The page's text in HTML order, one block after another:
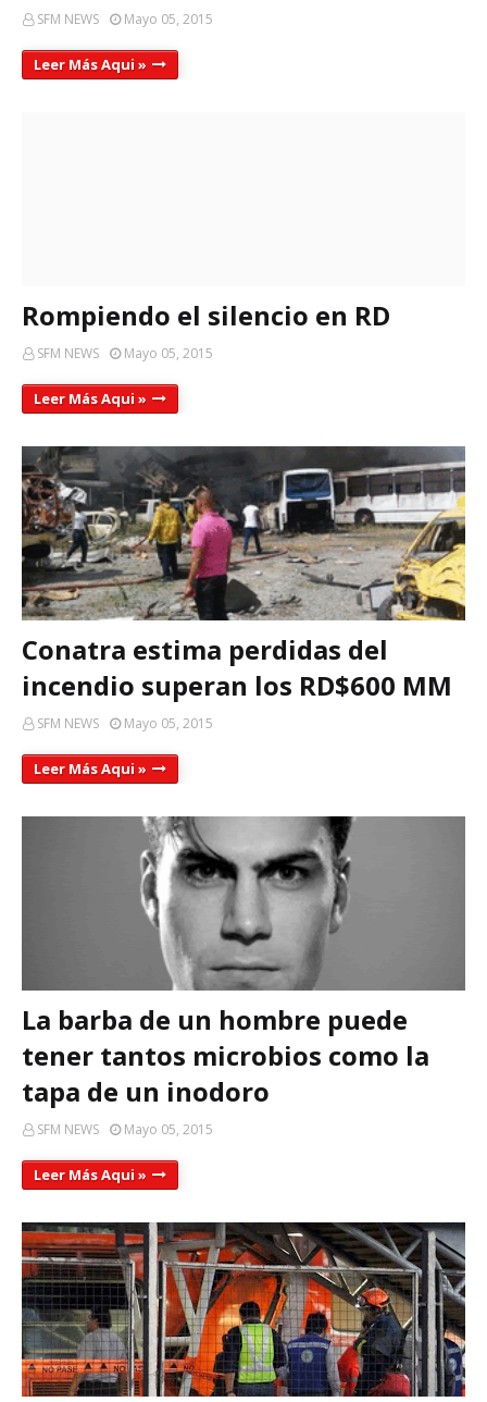
SFM NEWS Mayo 05, 2015
Leer Más Aqui »
Rompiendo el silencio en RD
SFM NEWS Mayo 05, 2015
Leer Más Aqui »
Conatra estima perdidas del
incendio superan los RD$600 MM
SFM NEWS Mayo 05, 2015
Leer Más Aqui »
La barba de un hombre puede
tener tantos microbios como la
tapa de un inodoro
SFM NEWS Mayo 05, 2015
Leer Más Aqui »